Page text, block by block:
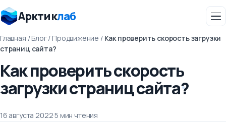
Арктиклаб
Главная /Блог/ Продвижение / Как проверить скорость загрузки
страниц сайта?
Как проверить скорость
загрузки страниц сайта?
16 августа 2022·5 мин чтения